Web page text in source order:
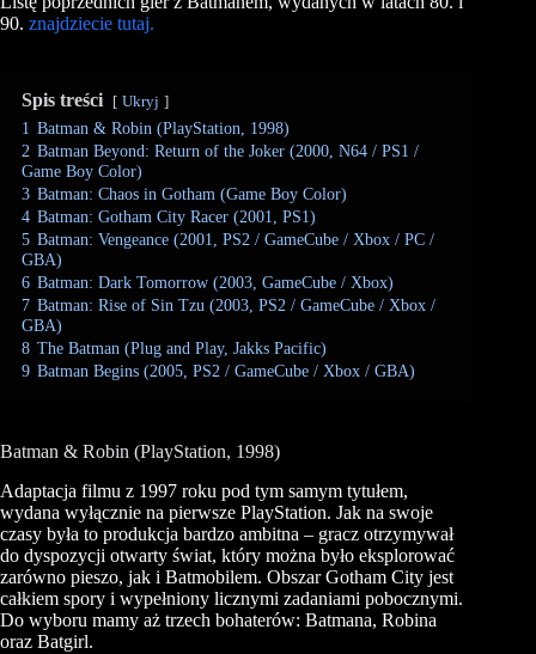
90. znajdziecie tutaj.
Spis treści Ukryj
1 Batman & Robin (PlayStation, 1998)
2 Batman Beyond: Return of the Joker (2000, N64 / PS1 /
Game Boy Color)
3 Batman: Chaos in Gotham (Game Boy Color)
4 Batman: Gotham City Racer (2001, PS1)
5 Batman: Vengeance (2001, PS2 / GameCube / Xbox / PC /
GBA)
6 Batman: Dark Tomorrow (2003, GameCube / Xbox)
7 Batman: Rise of Sin Tzu (2003, PS2 / GameCube / Xbox /
GBA)
8 The Batman (Plug and Play, Jakks Pacific)
9 Batman Begins (2005, PS2 / GameCube / Xbox / GBA)
Batman & Robin (PlayStation, 1998)
Adaptacja filmu z 1997 roku pod tym samym tytułem,
wydana wyłącznie na pierwsze PlayStation. Jak na swoje
czasy była to produkcja bardzo ambitna – gracz otrzymywał
do dyspozycji otwarty świat, który można było eksplorować
zarówno pieszo, jak i Batmobilem. Obszar Gotham City jest
całkiem spory i wypełniony licznymi zadaniami pobocznymi.
Do wyboru mamy aż trzech bohaterów: Batmana, Robina
oraz Batgirl.